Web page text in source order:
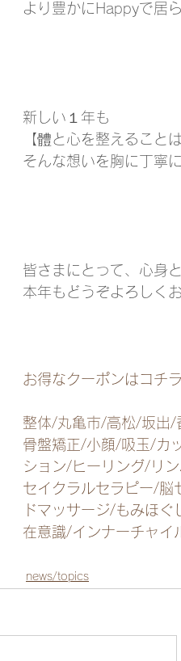
より豊かにHappyで居
新しい１年も
【體と心を整えること
そんな想いを胸に丁寧
皆さまにとって、心身
本年もどうぞよろしく
お得なクーポンはコチ
整体/丸亀市/高松/坂出
骨盤矯正/小顔/吸玉/カ
ション/ヒーリング/リ
セイクラルセラピー/脳
ドマッサージ/もみほ
在意識/インナーチャイ
news/topics